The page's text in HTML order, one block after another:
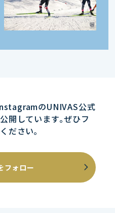
のUNIVAS公式
開しています｡ぜひフ
ださい｡
フォロー